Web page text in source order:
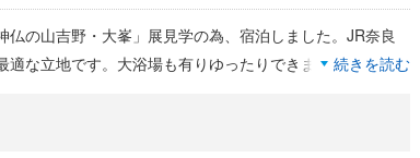
の山吉野・大峯」展見学の為、宿泊しました。JR奈良
な立地です。大浴場も有りゆったりできます。ウエルカ
です。
続きを読む